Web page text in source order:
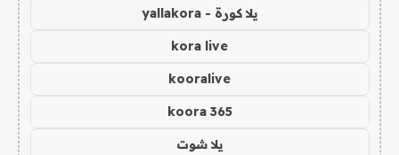
يلا كورة - yallakora
kora live
kooralive
koora 365
يلا شوت